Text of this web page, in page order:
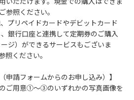
参照ください。
プリペイドカードやデビットカード
銀行口座と連携して定期券のご購入
ジ）ができるサービスもございま
照ください。
申請フォームからのお申し込み）】
ご用意①～③のいずれかの写真画像を